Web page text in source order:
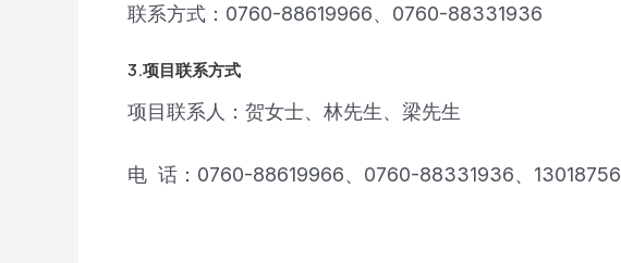
联系方式：0760-88619966、0760-88331936
3.项目联系方式
项目联系人：贺女士、林先生、梁先生
电 话：0760-88619966、0760-88331936、